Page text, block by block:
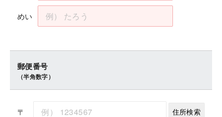
めい
郵便番号
（半角数字）
〒 住所検索